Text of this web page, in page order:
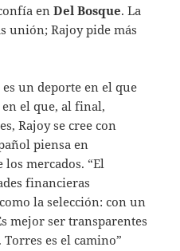
enDel Bosque. La
unión; Rajoy pide más
un deporte en el que
el que, al final,
Rajoy se cree con
piensa en
mercados. “El
financieras
la selección: con un
mejor ser transparentes
es el camino”